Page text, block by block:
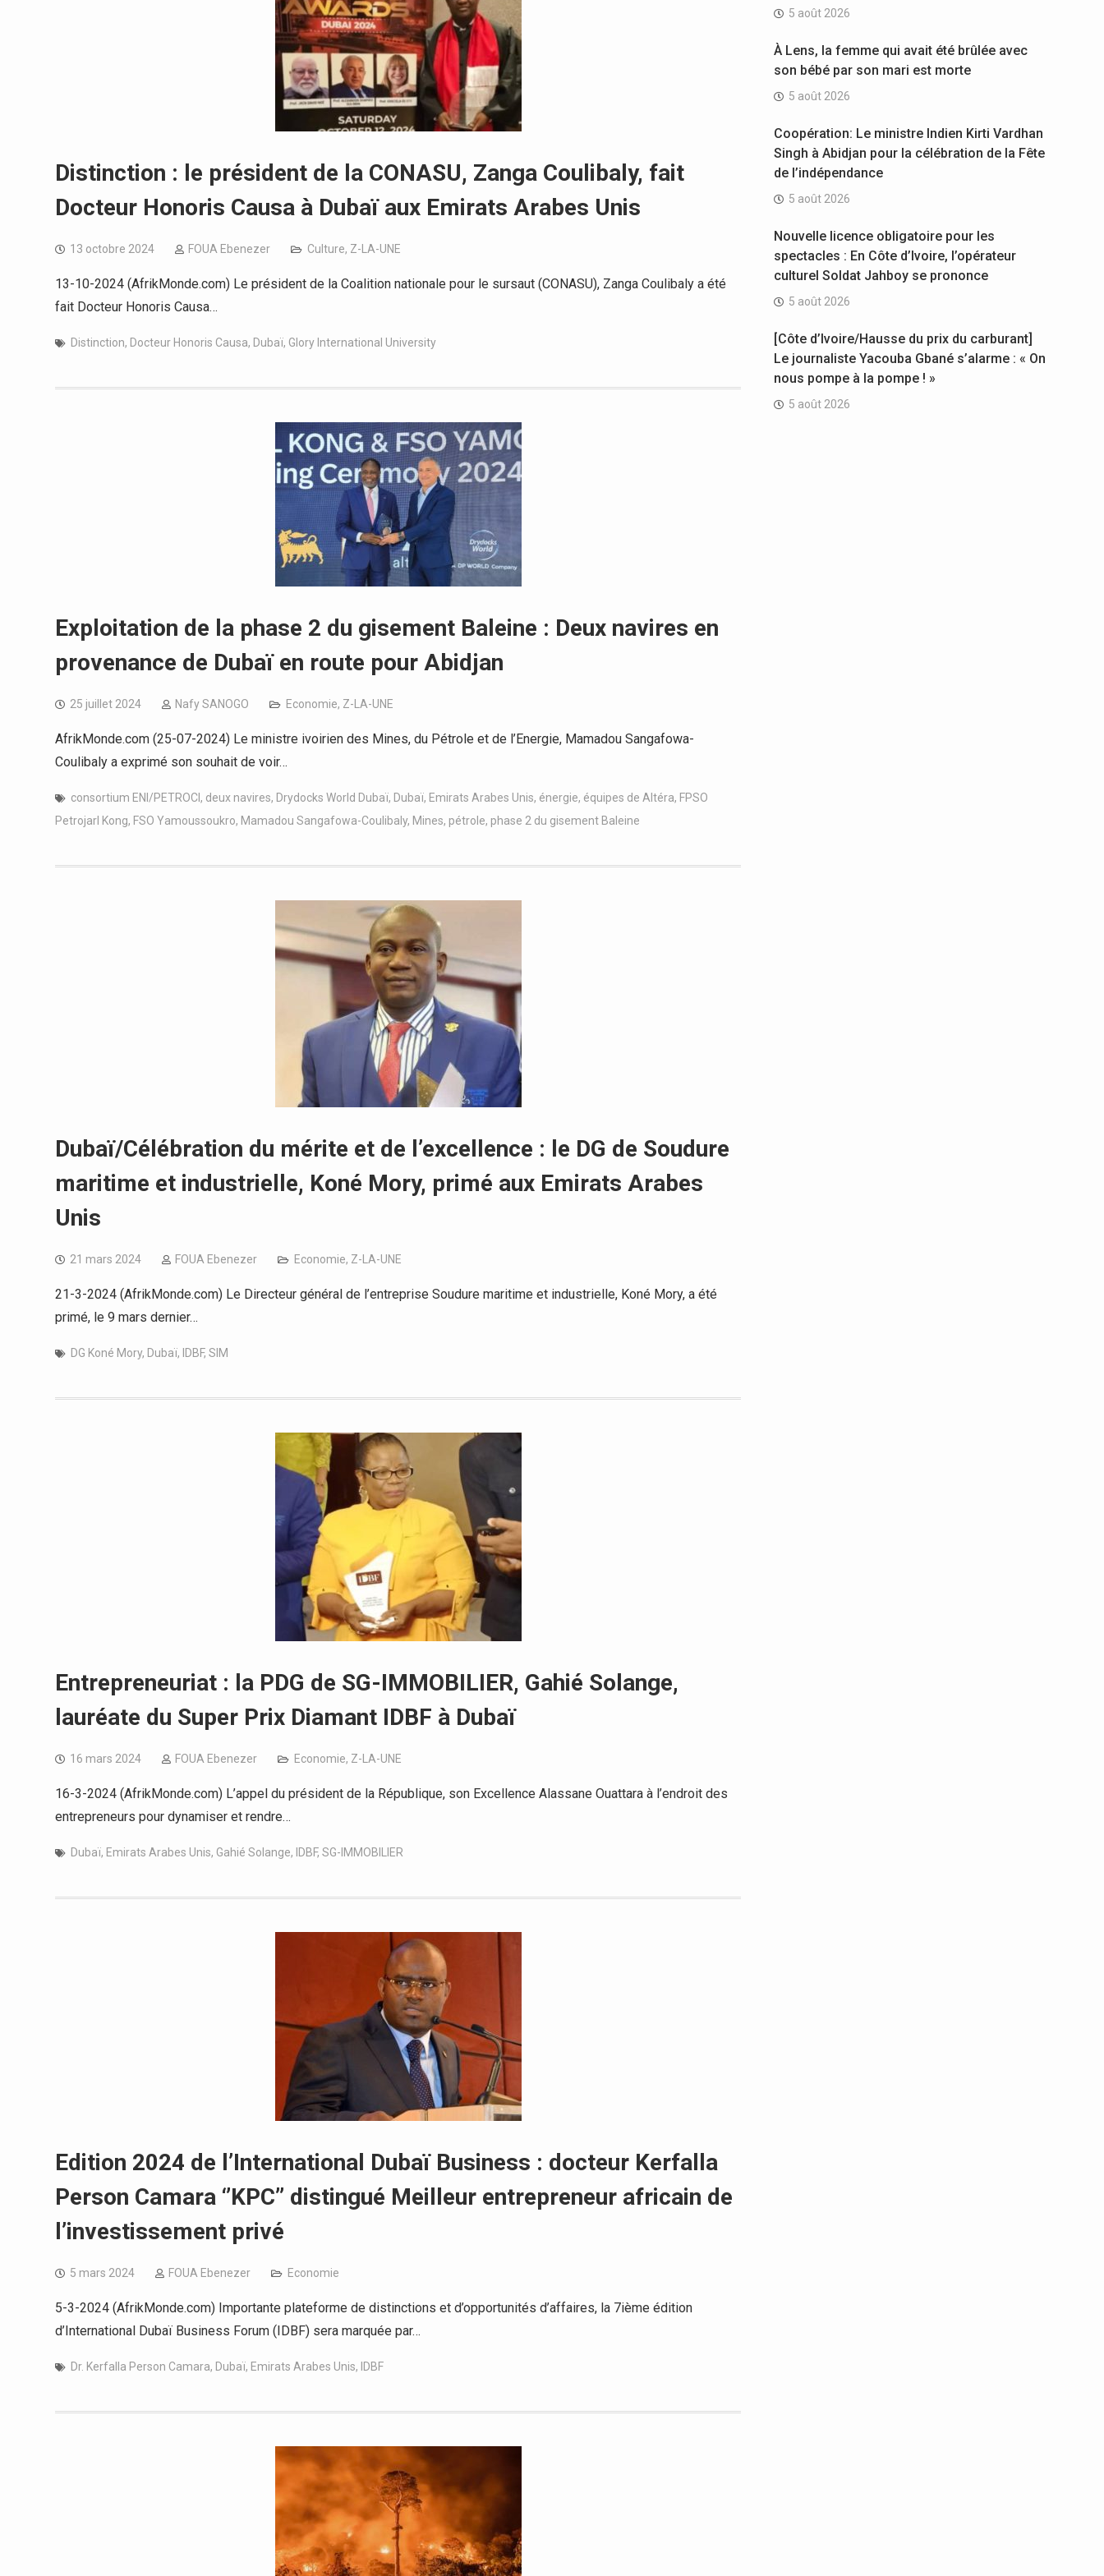
Distinction : le président de la CONASU, Zanga Coulibaly, fait
Docteur Honoris Causa à Dubaï aux Emirats Arabes Unis
13 octobre 2024 FOUA Ebenezer Culture, Z-LA-UNE
13-10-2024 (AfrikMonde.com) Le président de la Coalition nationale pour le sursaut (CONASU), Zanga Coulibaly a été
fait Docteur Honoris Causa…
Distinction, Docteur Honoris Causa, Dubaï, Glory International University
Exploitation de la phase 2 du gisement Baleine : Deux navires en
provenance de Dubaï en route pour Abidjan
25 juillet 2024 Nafy SANOGO Economie, Z-LA-UNE
AfrikMonde.com (25-07-2024) Le ministre ivoirien des Mines, du Pétrole et de l’Energie, Mamadou Sangafowa-
Coulibaly a exprimé son souhait de voir…
consortium ENI/PETROCI , deux navires, Drydocks World Dubaï, Dubaï, Emirats Arabes Unis, énergie, équipes de Altéra, FPSO
Petrojarl Kong, FSO Yamoussoukro, Mamadou Sangafowa-Coulibaly, Mines, pétrole, phase 2 du gisement Baleine
Dubaï/Célébration du mérite et de l’excellence : le DG de Soudure
maritime et industrielle, Koné Mory, primé aux Emirats Arabes
Unis
21 mars 2024 FOUA Ebenezer Economie, Z-LA-UNE
21-3-2024 (AfrikMonde.com) Le Directeur général de l’entreprise Soudure maritime et industrielle, Koné Mory, a été
primé, le 9 mars dernier…
DG Koné Mory, Dubaï, IDBF, SIM
Entrepreneuriat : la PDG de SG-IMMOBILIER, Gahié Solange,
lauréate du Super Prix Diamant IDBF à Dubaï
16 mars 2024 FOUA Ebenezer Economie, Z-LA-UNE
16-3-2024 (AfrikMonde.com) L’appel du président de la République, son Excellence Alassane Ouattara à l’endroit des
entrepreneurs pour dynamiser et rendre…
Dubaï, Emirats Arabes Unis, Gahié Solange, IDBF, SG-IMMOBILIER
Edition 2024 de l’International Dubaï Business : docteur Kerfalla
Person Camara ‘’KPC’’ distingué Meilleur entrepreneur africain de
l’investissement privé
5 mars 2024 FOUA Ebenezer Economie
5-3-2024 (AfrikMonde.com) Importante plateforme de distinctions et d’opportunités d’affaires, la 7ième édition
d’International Dubaï Business Forum (IDBF) sera marquée par…
Dr. Kerfalla Person Camara, Dubaï, Emirats Arabes Unis, IDBF
5 août 2026
À Lens, la femme qui avait été brûlée avec
son bébé par son mari est morte
5 août 2026
Coopération: Le ministre Indien Kirti Vardhan
Singh à Abidjan pour la célébration de la Fête
de l’indépendance
5 août 2026
Nouvelle licence obligatoire pour les
spectacles : En Côte d’Ivoire, l’opérateur
culturel Soldat Jahboy se prononce
5 août 2026
[Côte d’Ivoire/Hausse du prix du carburant]
Le journaliste Yacouba Gbané s’alarme : « On
nous pompe à la pompe ! »
5 août 2026